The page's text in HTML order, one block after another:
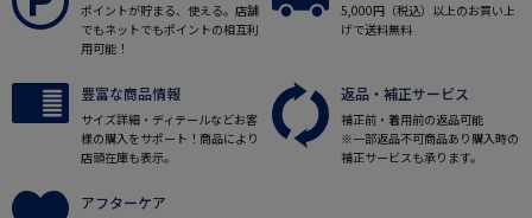
ポイントが貯まる、使える。店舗
でもネットでもポイントの相互利
用可能！
5,000円（税込）以上のお買い上
げで送料無料
豊富な商品情報
サイズ詳細・ディテールなどお客
様の購入をサポート！商品により
店頭在庫も表示。
返品・補正サービス
補正前・着用前の返品可能
※一部返品不可商品あり購入時の
補正サービスも承ります。
アフターケア